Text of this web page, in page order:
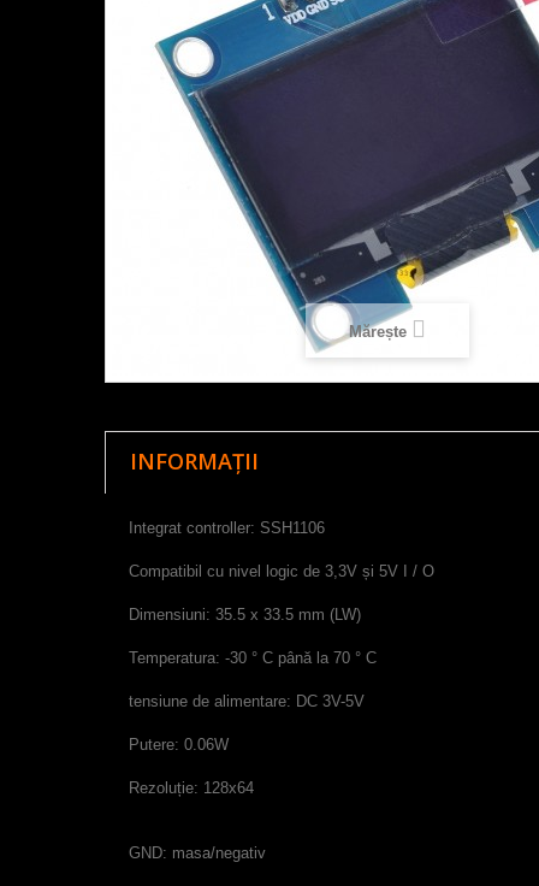
Mărește
INFORMAȚII
Integrat controller: SSH1106
Compatibil cu nivel logic de 3,3V și 5V / O
Dimensiuni: 35.5 x 33.5 mm (LW)
Temperatura: -30 ° C până la 70 ° C
tensiune de alimentare: DC 3V-5V
Putere: 0.06W
Rezoluție: 128x64
GND: masa/negativ